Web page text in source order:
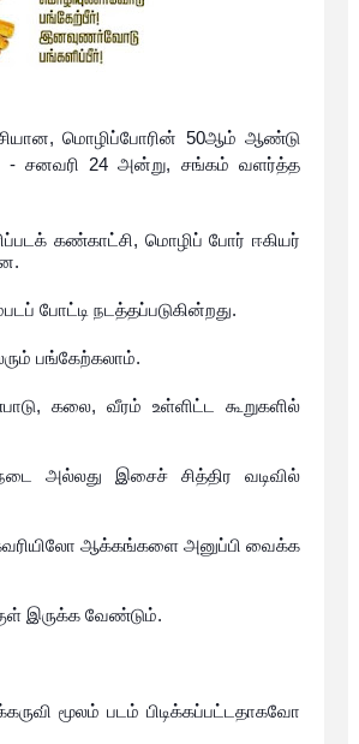
மொழிப்போரின் 50ஆம் ஆண்டு
- சனவரி 24 அன்று, சங்கம் வளர்த்த
கண்காட்சி, மொழிப் போர் ஈகியர்
போட்டி நடத்தப்படுகின்றது.
பங்கேற்கலாம்.
கலை, வீரம் உள்ளிட்ட கூறுகளில்
அல்லது இசைச் சித்திர வடிவில்
ஆக்கங்களை அனுப்பி வைக்க
இருக்க வேண்டும்.
மூலம் படம் பிடிக்கப்பட்டதாகவோ